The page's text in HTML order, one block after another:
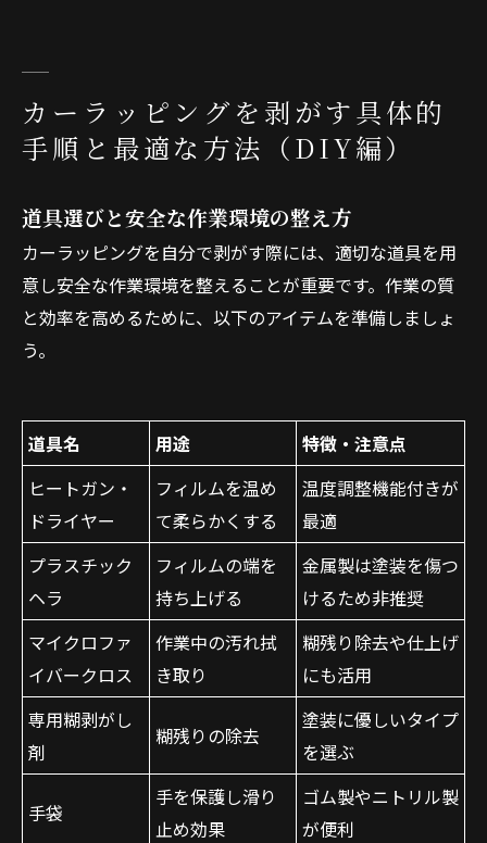
カーラッピングを剥がす具体的
手順と最適な方法（DIY編）
道具選びと安全な作業環境の整え方
カーラッピングを自分で剥がす際には、適切な道具を用
意し安全な作業環境を整えることが重要です。作業の質
と効率を高めるために、以下のアイテムを準備しましょ
う。
道具名 用途
特徴・注意点
ヒートガン・
ドライヤー
フィルムを温め
て柔らかくする
温度調整機能付きが
最適
プラスチック
ヘラ
フィルムの端を
持ち上げる
金属製は塗装を傷つ
けるため非推奨
マイクロファ
イバークロス
作業中の汚れ拭
き取り
糊残り除去や仕上げ
にも活用
専用糊剥がし
剤
糊残りの除去
塗装に優しいタイプ
を選ぶ
手袋
手を保護し滑り
止め効果
ゴム製やニトリル製
が便利